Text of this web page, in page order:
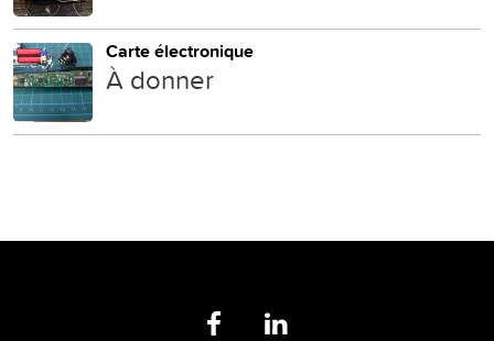
Carte électronique
À donner